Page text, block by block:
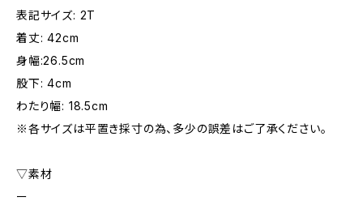
表記サイズ: 2T
着丈: 42cm
身幅:26.5cm
股下: 4cm
わたり幅: 18.5cm
※各サイズは平置き採寸の為、多少の誤差はご了承ください。
▽素材
ー